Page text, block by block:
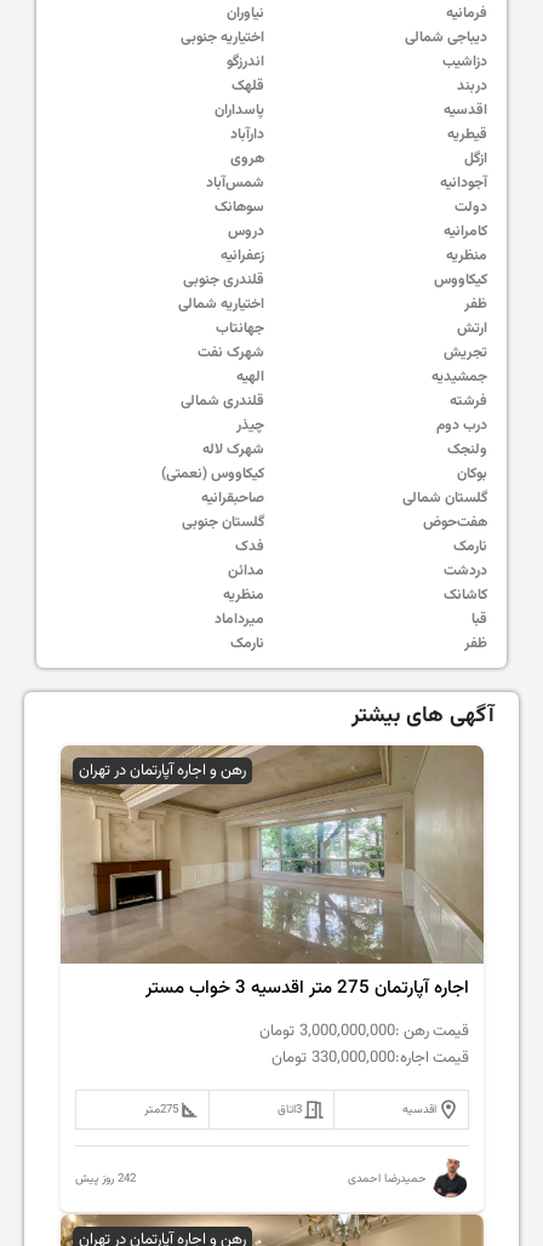
فرمانیه
نیاوران
دیباجی شمالی
اختیاریه جنوبی
دزاشیب
اندرزگو
دربند
قلهک
اقدسیه
پاسداران
قیطریه
دارآباد
ازگل
هروی
آجودانیه
شمس‌آباد
دولت
سوهانک
کامرانیه
دروس
منظریه
زعفرانیه
کیکاووس
قلندری جنوبی
ظفر
اختیاریه شمالی
ارتش
جهانتاب
تجریش
شهرک نفت
جمشیدیه
الهیه
فرشته
قلندری شمالی
درب دوم
چیذر
ولنجک
شهرک لاله
بوکان
کیکاووس (نعمتی)
گلستان شمالی
صاحبقرانیه
هفت‌حوض
گلستان جنوبی
نارمک
فدک
دردشت
مدائن
کاشانک
منظریه
قبا
میرداماد
ظفر
نارمک
آگهی های بیشتر
رهن و اجاره آپارتمان در تهران
اجاره آپارتمان 275 متر اقدسیه 3 خواب مستر
قیمت رهن :3,000,000,000 تومان
قیمت اجاره:330,000,000 تومان
اقدسیه 3اتاق 275متر
حمیدرضا احمدی 242 روز پیش
رهن و اجاره آپارتمان در تهران